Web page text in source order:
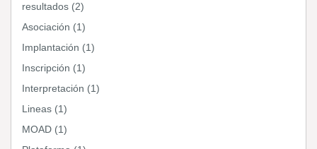
resultados (2)
Asociación (1)
Implantación (1)
Inscripción (1)
Interpretación (1)
Lineas (1)
MOAD (1)